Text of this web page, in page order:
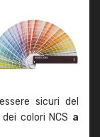
sicuri del
colori NCS a